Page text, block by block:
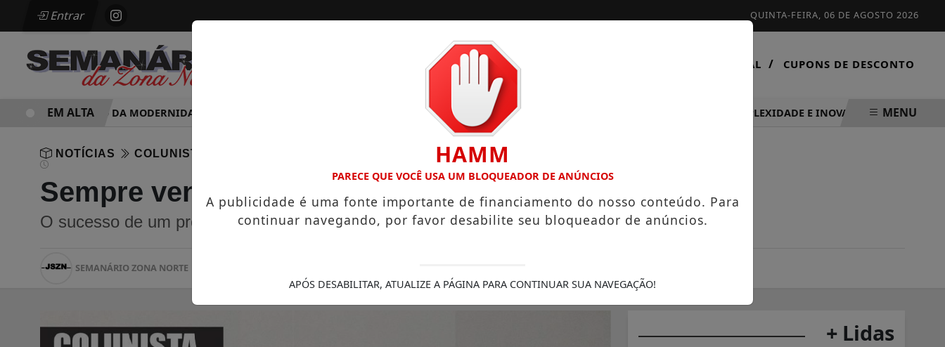
Entrar QUINTA-FEIRA, 06 DE AGOSTO 2026
INÍCIO / NOTÍCIAS VIRTUAL / CUPONS DE DESCONTO
PARADOXO DA MODERNIDADE HOSPITAL SAMARITANO HIGIENÓPOLIS CONSOLIDA 130 ANOS DE HISTÓRIA COM FOCO EM ALTA COMPLEXIDADE E INOVAÇÃO TECNOLÓGICA
EM ALTA MENU
NOTÍCIAS COLUNISTAS
Sempre vence o melhor?
O sucesso de um produto depende de sua qualidade, do fato de ser superior aos análogos
SEMANÁRIO ZONA NORTE
+ Lidas
HAMM
PARECE QUE VOCÊ USA UM BLOQUEADOR DE ANÚNCIOS
A publicidade é uma fonte importante de financiamento do nosso conteúdo. Para
continuar navegando, por favor desabilite seu bloqueador de anúncios.
APÓS DESABILITAR, ATUALIZE A PÁGINA PARA CONTINUAR SUA NAVEGAÇÃO!